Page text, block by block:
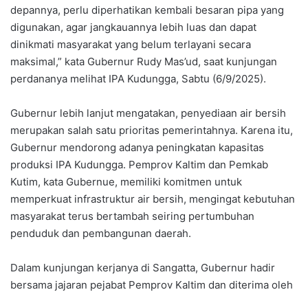
depannya, perlu diperhatikan kembali besaran pipa yang
digunakan, agar jangkauannya lebih luas dan dapat
dinikmati masyarakat yang belum terlayani secara
maksimal,” kata Gubernur Rudy Mas’ud, saat kunjungan
perdananya melihat IPA Kudungga, Sabtu (6/9/2025).
Gubernur lebih lanjut mengatakan, penyediaan air bersih
merupakan salah satu prioritas pemerintahnya. Karena itu,
Gubernur mendorong adanya peningkatan kapasitas
produksi IPA Kudungga. Pemprov Kaltim dan Pemkab
Kutim, kata Gubernue, memiliki komitmen untuk
memperkuat infrastruktur air bersih, mengingat kebutuhan
masyarakat terus bertambah seiring pertumbuhan
penduduk dan pembangunan daerah.
Dalam kunjungan kerjanya di Sangatta, Gubernur hadir
bersama jajaran pejabat Pemprov Kaltim dan diterima oleh